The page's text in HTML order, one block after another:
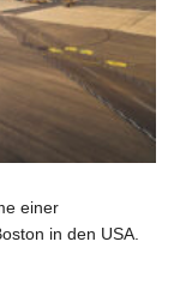
einer
in den USA.